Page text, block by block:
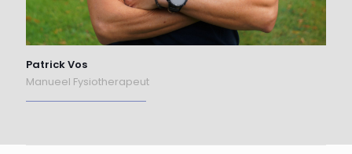
Patrick Vos
Manueel Fysiotherapeut